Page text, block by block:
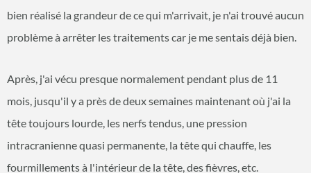
bien réalisé la grandeur de ce qui m'arrivait, je n'ai trouvé aucun
problème à arrêter les traitements car je me sentais déjà bien.
Après, j'ai vécu presque normalement pendant plus de 11
mois, jusqu'il y a près de deux semaines maintenant où j'ai la
tête toujours lourde, les nerfs tendus, une pression
intracranienne quasi permanente, la tête qui chauffe, les
fourmillements à l'intérieur de la tête, des fièvres, etc.